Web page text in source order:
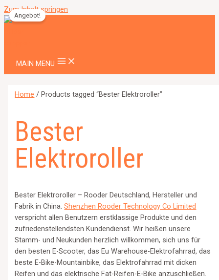
Zum Inhalt springen
MAIN MENU
Home / Products tagged “Bester Elektroroller”
Bester
Elektroroller
Bester Elektroroller – Rooder Deutschland, Hersteller und
Fabrik in China.Shenzhen Rooder Technology Co Limited
verspricht allen Benutzern erstklassige Produkte und den
zufriedenstellendsten Kundendienst. Wir heißen unsere
Stamm- und Neukunden herzlich willkommen, sich uns für
den besten E-Scooter, das Eu Warehouse-Elektrofahrrad, das
beste E-Bike-Mountainbike, das Elektrofahrrad mit dicken
Reifen und das elektrische Fat-Reifen-E-Bike anzuschließen.
Angebot!